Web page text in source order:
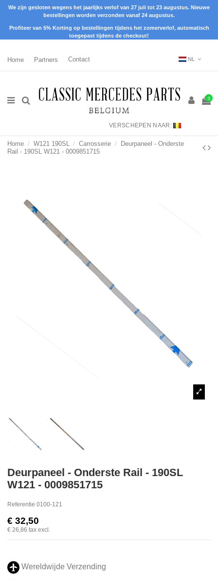
We zijn gesloten wegens het jaarlijks verlof van 27 juli tot 23 augustus. Nieuwe
bestellingen worden verzonden vanaf 24 augustus.
Profiteer van 5% Korting op bestellingen tijdens het zomerverlof, automatisch
toegepast tijdens de checkout!
Home Partners Contact NL
0
VERSCHEPEN NAAR:
Home W121 190SL Carrosserie
Deurpaneel - Onderste
Rail - 190SL W121 - 0009851715
Deurpaneel - Onderste Rail - 190SL
W121 - 0009851715
Referentie 0100-121
€ 32,50
€ 26,86 tax excl.
Wereldwijde Verzending